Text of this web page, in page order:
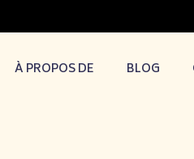
À PROPOS DE BLOG